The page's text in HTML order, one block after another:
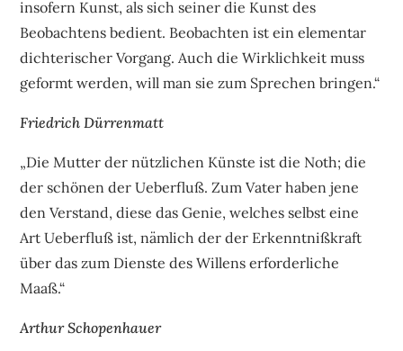
insofern Kunst, als sich seiner die Kunst des
Beobachtens bedient. Beobachten ist ein elementar
dichterischer Vorgang. Auch die Wirklichkeit muss
geformt werden, will man sie zum Sprechen bringen.“
Friedrich Dürrenmatt
„Die Mutter der nützlichen Künste ist die Noth; die
der schönen der Ueberfluß. Zum Vater haben jene
den Verstand, diese das Genie, welches selbst eine
Art Ueberfluß ist, nämlich der der Erkenntnißkraft
über das zum Dienste des Willens erforderliche
Maaß.“
Arthur Schopenhauer